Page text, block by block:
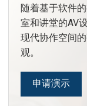
支持
公司简介
随着基于软件
室和讲堂的AV
现代协作空间
观。
申请演示